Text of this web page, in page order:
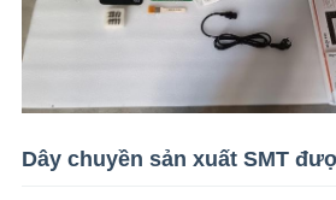
Dây chuyền sản xuất SMT